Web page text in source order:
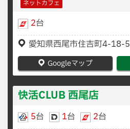
ネットカフェ
2台
愛知県西尾市住吉町4-18-5
Googleマップ
快活CLUB 西尾店
5台 1台 2台